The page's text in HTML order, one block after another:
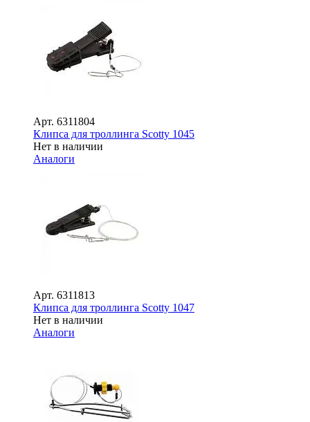
Арт. 6311804
Клипса для троллинга Scotty 1045
Нет в наличии
Аналоги
Арт. 6311813
Клипса для троллинга Scotty 1047
Нет в наличии
Аналоги